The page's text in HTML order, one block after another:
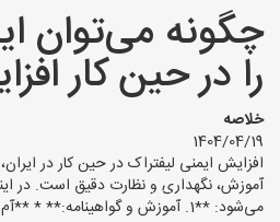
استان هاچگونه می‌توان
را در حین کار
خلاصه
1404/04/19
افزایش ایمنی لیفتراک در حین کار در
آموزش، نگهداری و نظارت دقیق است. در
می‌شود: **1. آموزش و گواهینامه:** * **آم